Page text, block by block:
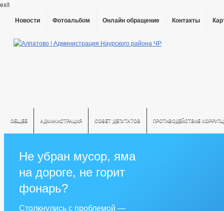
exit
Новости Фотоальбом Онлайн обращение Контакты
ОБЩЕЕ АДМИНИСТРАЦИЯ СОВЕТ ДЕПУТАТОВ ПРОТИВОДЕЙСТВИЕ
Не убран мусор, яма
на дороге, не горит
фонарь?
Столкнулись с проблемой —